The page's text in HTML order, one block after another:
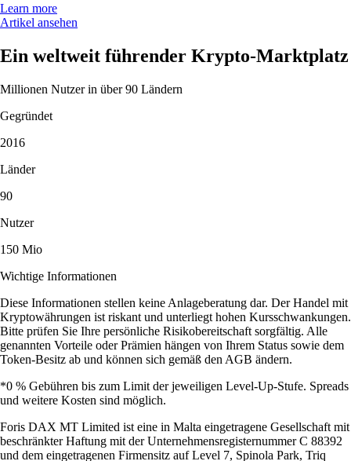
Learn more
Artikel ansehen
Ein weltweit führender Krypto-Marktplatz
Millionen Nutzer in über 90 Ländern
Gegründet
2016
Länder
90
Nutzer
150 Mio
Wichtige Informationen
Diese Informationen stellen keine Anlageberatung dar. Der Handel mit
Kryptowährungen ist riskant und unterliegt hohen Kursschwankungen.
Bitte prüfen Sie Ihre persönliche Risikobereitschaft sorgfältig. Alle
genannten Vorteile oder Prämien hängen von Ihrem Status sowie dem
Token-Besitz ab und können sich gemäß den AGB ändern.
*0 % Gebühren bis zum Limit der jeweiligen Level-Up-Stufe. Spreads
und weitere Kosten sind möglich.
Foris DAX MT Limited ist eine in Malta eingetragene Gesellschaft mit
beschränkter Haftung mit der Unternehmensregisternummer C 88392
und dem eingetragenen Firmensitz auf Level 7, Spinola Park, Triq